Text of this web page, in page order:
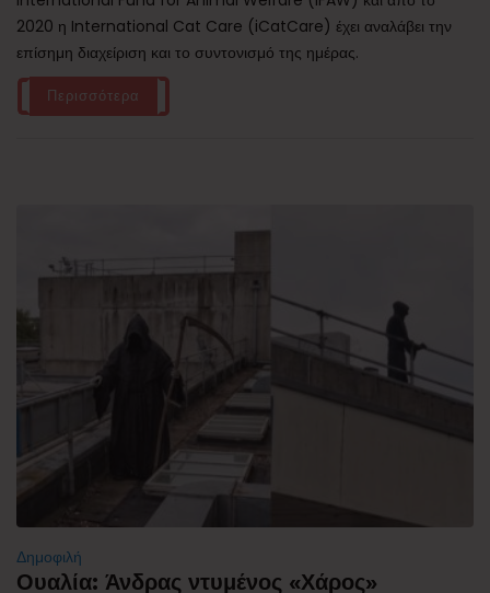
2020 η International Cat Care (iCatCare) έχει αναλάβει την
επίσημη διαχείριση και το συντονισμό της ημέρας.
Περισσότερα
Δημοφιλή
Ουαλία: Άνδρας ντυμένος «Χάρος»